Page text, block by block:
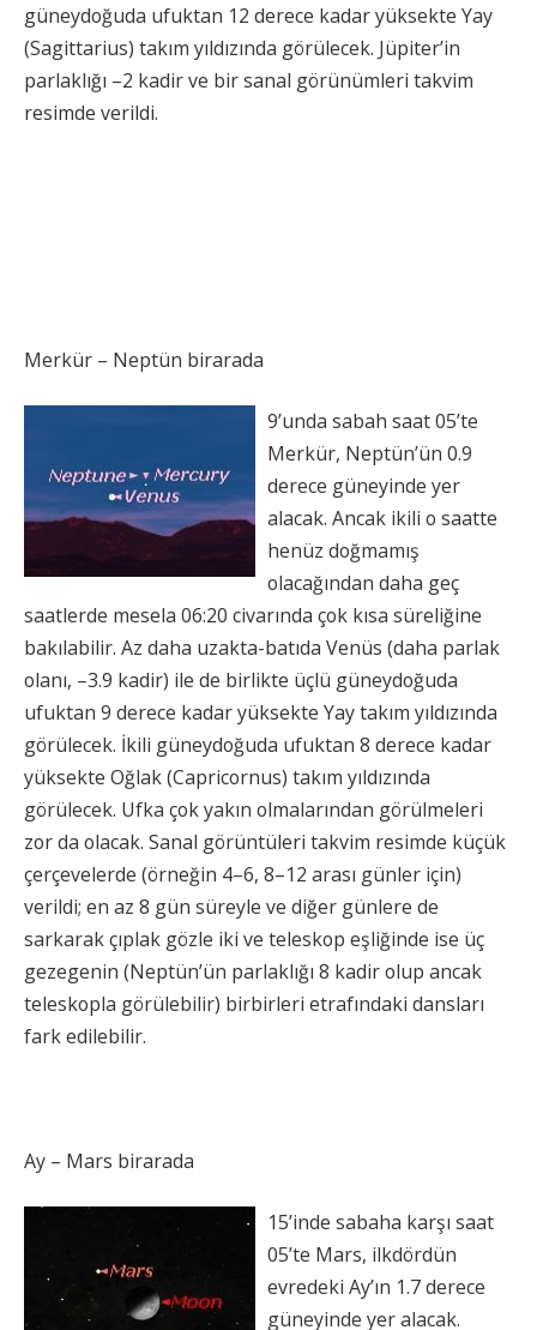
güneydoğuda ufuktan 12 derece kadar yüksekte Yay
(Sagittarius) takım yıldızında görülecek. Jüpiter’in
parlaklığı –2 kadir ve bir sanal görünümleri takvim
resimde verildi.
Merkür – Neptün birarada
9’unda sabah saat 05’te
Merkür, Neptün’ün 0.9
derece güneyinde yer
alacak. Ancak ikili o saatte
henüz doğmamış
olacağından daha geç
saatlerde mesela 06:20 civarında çok kısa süreliğine
bakılabilir. Az daha uzakta-batıda Venüs (daha parlak
olanı, –3.9 kadir) ile de birlikte üçlü güneydoğuda
ufuktan 9 derece kadar yüksekte Yay takım yıldızında
görülecek. İkili güneydoğuda ufuktan 8 derece kadar
yüksekte Oğlak (Capricornus) takım yıldızında
görülecek. Ufka çok yakın olmalarından görülmeleri
zor da olacak. Sanal görüntüleri takvim resimde küçük
çerçevelerde (örneğin 4–6, 8–12 arası günler için)
verildi; en az 8 gün süreyle ve diğer günlere de
sarkarak çıplak gözle iki ve teleskop eşliğinde ise üç
gezegenin (Neptün’ün parlaklığı 8 kadir olup ancak
teleskopla görülebilir) birbirleri etrafındaki dansları
fark edilebilir.
Ay – Mars birarada
15’inde sabaha karşı saat
05’te Mars, ilkdördün
evredeki Ay’ın 1.7 derece
güneyinde yer alacak.